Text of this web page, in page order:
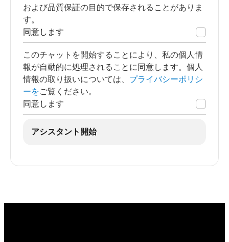
および品質保証の目的で保存されることがありま
す。
同意します
このチャットを開始することにより、私の個人情
報が自動的に処理されることに同意します。個人
情報の取り扱いについては、 プライバシーポリシ
ーをご覧ください。
同意します
アシスタント開始